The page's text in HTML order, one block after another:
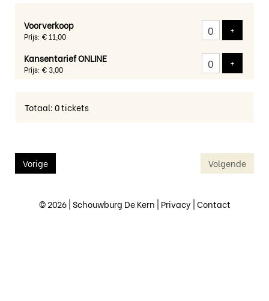
Voorverkoop
Prijs: € 11,00
+
Kansentarief ONLINE
Prijs: € 3,00
+
Totaal: 0 tickets
Vorige Volgende
© 2026 | Schouwburg De Kern | Privacy Contact